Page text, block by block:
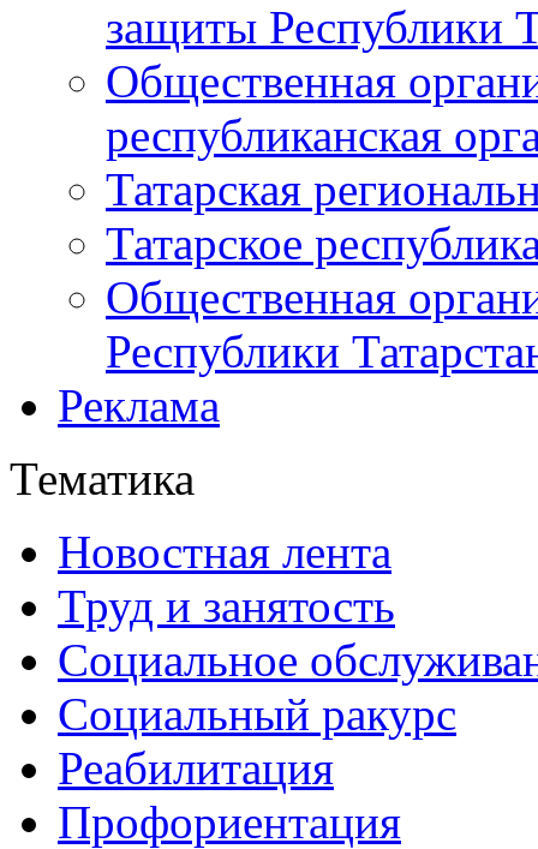
защиты Республики
Общественная
республиканская
Татарская
Татарское
Общественная
Республики
Реклама
Тематика
Новостная лента
Труд и занятость
Социальное
Социальный ракурс
Реабилитация
Профориентация